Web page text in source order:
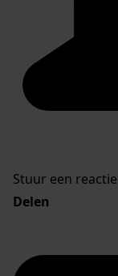
Stuur een
Delen